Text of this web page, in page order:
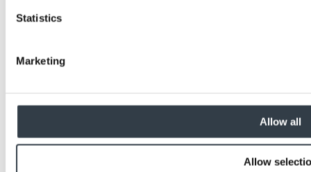
Statistics
Marketing
Allow all
Allow